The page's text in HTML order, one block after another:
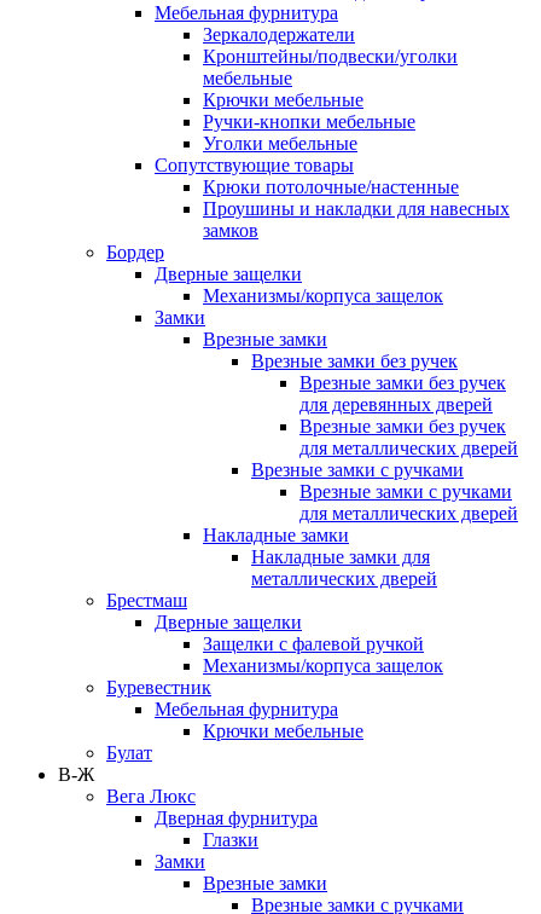
Мебельная фурнитура
Зеркалодержатели
Кронштейны/подвески/уголки
мебельные
Крючки мебельные
Ручки-кнопки мебельные
Уголки мебельные
Сопутствующие товары
Крюки потолочные/настенные
Проушины и накладки для навесных
замков
Бордер
Дверные защелки
Механизмы/корпуса защелок
Замки
Врезные замки
Врезные замки без ручек
Врезные замки без ручек
для деревянных дверей
Врезные замки без ручек
для металлических дверей
Врезные замки с ручками
Врезные замки с ручками
для металлических дверей
Накладные замки
Накладные замки для
металлических дверей
Брестмаш
Дверные защелки
Защелки с фалевой ручкой
Механизмы/корпуса защелок
Буревестник
Мебельная фурнитура
Крючки мебельные
Булат
В-Ж
Вега Люкс
Дверная фурнитура
Глазки
Замки
Врезные замки
Врезные замки с ручками